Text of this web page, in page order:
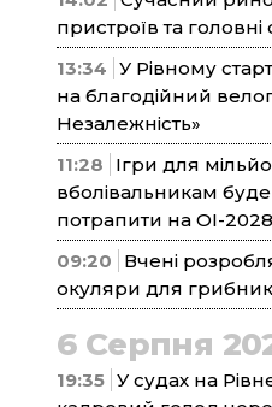
пристроїв та головні
13:34 У Рівному
на благодійний
Незалежність»
11:28
Ігри для
вболівальникам
потрапити на ОІ-2028
09:20
Вчені
окуляри для
6 Серпня
19:35 У судах на